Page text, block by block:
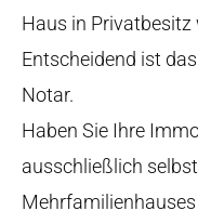
Haus in Privatbesitz
Entscheidend ist
Notar.
Haben Sie Ihre
ausschließlich